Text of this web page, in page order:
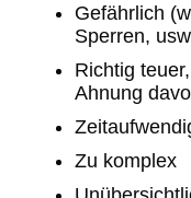
Gefährlich
Sperren,
Richtig
Ahnung
Zu komplex